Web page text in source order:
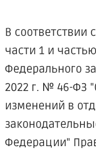
В соответствии
части 1 и
Федерального
2022 г. № 46-ФЗ
изменений в
Федерации"